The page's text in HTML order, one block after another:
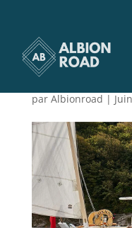
mondiale_2
par Albionroad |